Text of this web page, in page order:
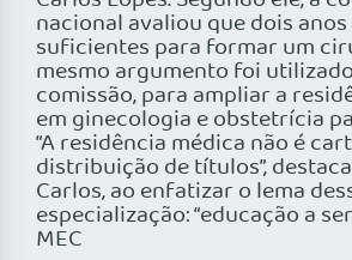
nacional avaliou que dois
suficientes para formar um
mesmo argumento foi
comissão, para ampliar a
em ginecologia e obstetrícia
“A residência médica não é
distribuição de títulos”,
Carlos, ao enfatizar o lema
especialização: “educação a
MEC